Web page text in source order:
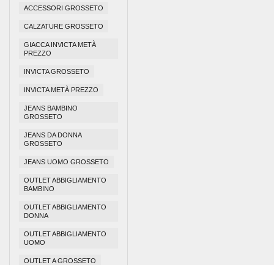
ACCESSORI GROSSETO
CALZATURE GROSSETO
GIACCA INVICTA METÀ
PREZZO
INVICTA GROSSETO
INVICTA METÀ PREZZO
JEANS BAMBINO
GROSSETO
JEANS DA DONNA
GROSSETO
JEANS UOMO GROSSETO
OUTLET ABBIGLIAMENTO
BAMBINO
OUTLET ABBIGLIAMENTO
DONNA
OUTLET ABBIGLIAMENTO
UOMO
OUTLET A GROSSETO